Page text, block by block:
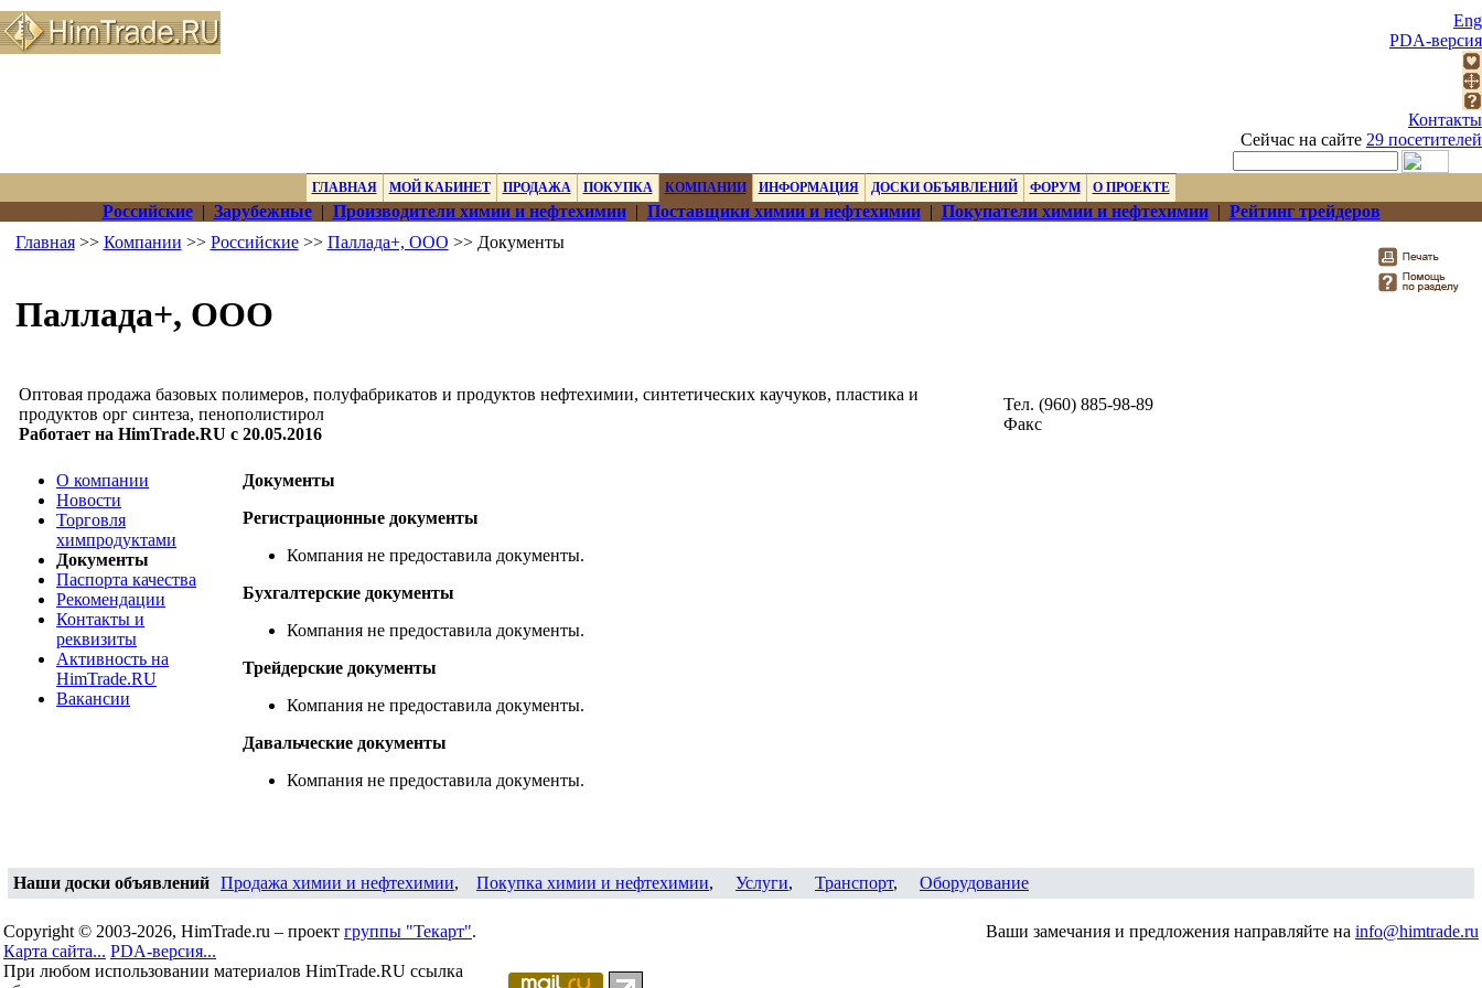
Eng
PDA-версия
Контакты
Сейчас на сайте 29 посетителей
ГЛАВНАЯ МОЙ КАБИНЕТ ПРОДАЖА ПОКУПКА КОМПАНИИ ИНФОРМАЦИЯ ДОСКИ ОБЪЯВЛЕНИЙ ФОРУМ О ПРОЕКТЕ
Российские| Зарубежные| Производители химии и нефтехимии| Поставщики химии и нефтехимии| Покупатели химии и нефтехимии| Рейтинг трейдеров
Главная>> Компании >> Российские>> Паллада+, ООО >> Документы
Паллада+, ООО
Оптовая продажа базовых полимеров, полуфабрикатов и продуктов нефтехимии, синтетических каучуков, пластика и
продуктов орг синтеза, пенополистирол
Работает на HimTrade.RU с 20.05.2016
Тел. (960) 885-98-89
Факс
О компании
Новости
Торговля
химпродуктами
Документы
Паспорта качества
Рекомендации
Контакты и
реквизиты
Активность на
HimTrade.RU
Вакансии
Документы
Регистрационные документы
Компания не предоставила документы.
Бухгалтерские документы
Компания не предоставила документы.
Трейдерские документы
Компания не предоставила документы.
Давальческие документы
Компания не предоставила документы.
Наши доски объявлений Продажа химии и нефтехимии, Покупка химии и нефтехимии, Услуги, Транспорт, Оборудование
Copyright © 2003-2026, HimTrade.ru – проект группы "Текарт".
Карта сайта... PDA-версия...
При любом использовании материалов HimTrade.RU ссылка
Ваши замечания и предложения направляйте на info@himtrade.ru